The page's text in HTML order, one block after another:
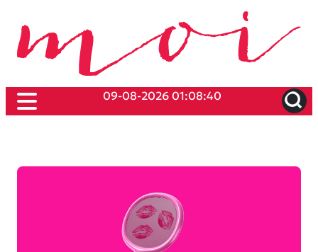
09-08-2026 01:08:40